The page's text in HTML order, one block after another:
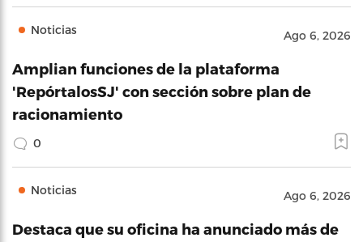
Noticias Ago 6, 2026
Amplian funciones de la plataforma
'RepórtalosSJ' con sección sobre plan de
racionamiento
0
Noticias Ago 6, 2026
Destaca que su oficina ha anunciado más de